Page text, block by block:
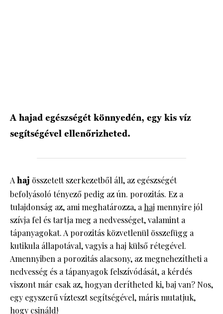
A hajad egészségét könnyedén, egy kis víz
segítségével ellenőrizheted.
Ahaj összetett szerkezetből áll, az egészségét
befolyásoló tényező pedig az ún. porozitás. Ez a
tulajdonság az, ami meghatározza, ahaj mennyire jól
szívja fel és tartja meg a nedvességet, valamint a
tápanyagokat. A porozitás közvetlenül összefügg a
kutikula állapotával, vagyis a haj külső rétegével.
Amennyiben a porozitás alacsony, az megnehezítheti a
nedvesség és a tápanyagok felszívódását, a kérdés
viszont már csak az, hogyan derítheted ki, baj van? Nos,
egy egyszerű vízteszt segítségével, máris mutatjuk,
hogy csináld!